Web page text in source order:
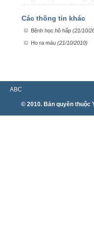
Các thông tin khác
Bệnh học hô hấp (21/10/
Ho ra máu (21/10/2010)
ABC
© 2010. Bản quyền thuộc